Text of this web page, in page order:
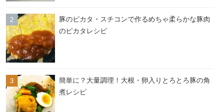
豚のピカタ・スチコンで作るめちゃ柔らかな豚肉
のピカタレシピ
簡単に？大量調理！大根・卵入りとろとろ豚の角
煮レシピ